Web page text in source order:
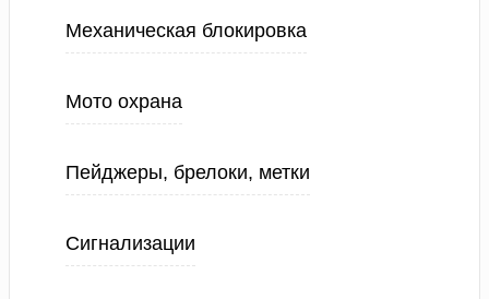
Механическая блокировка
Мото охрана
Пейджеры, брелоки, метки
Сигнализации